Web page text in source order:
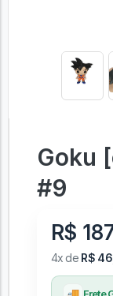
Goku
#9
R$
4x de R$
🚚 Frete